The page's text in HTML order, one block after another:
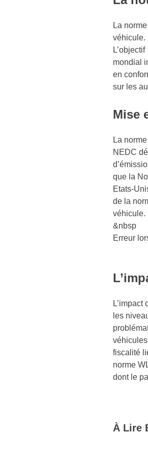
La
véhicule.
mondial
en
sur les
Mise
La
NEDC
que la
Etats-
de la
véhicule.
&nbsp
Erreur
les
fiscalité
norme
dont le
À Lire